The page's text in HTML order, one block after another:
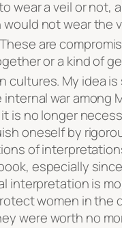
wear a veil or not,
would not wear the
are
or a kind of
cultures. My idea
war among
is no longer
oneself by
of
especially
interpretation is
women in the
were worth no